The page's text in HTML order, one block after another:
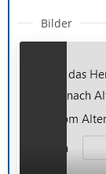
Bilder